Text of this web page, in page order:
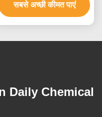
सबसे अच्छी कीमत पाएं
Daily Chemical